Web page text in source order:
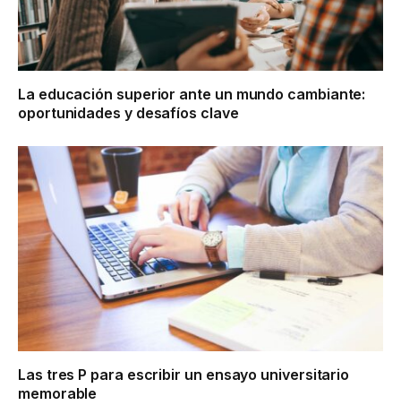
La educación superior ante un mundo cambiante:
oportunidades y desafíos clave
Las tres P para escribir un ensayo universitario
memorable